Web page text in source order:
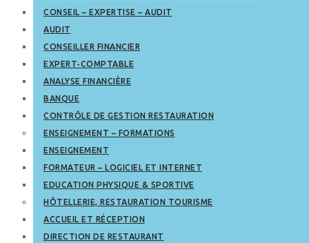
CONSEIL – EXPERTISE – AUDIT
AUDIT
CONSEILLER FINANCIER
EXPERT-COMPTABLE
ANALYSE FINANCIÈRE
BANQUE
CONTRÔLE DE GESTION RESTAURATION
ENSEIGNEMENT – FORMATIONS
ENSEIGNEMENT
FORMATEUR – LOGICIEL ET INTERNET
EDUCATION PHYSIQUE & SPORTIVE
HÔTELLERIE, RESTAURATION TOURISME
ACCUEIL ET RÉCEPTION
DIRECTION DE RESTAURANT